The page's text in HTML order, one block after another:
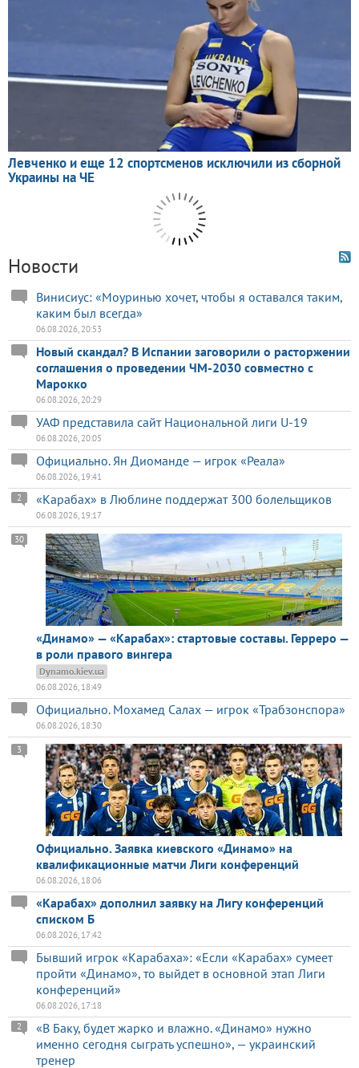
Новости
Винисиус: «Моуринью хочет, чтобы я оставался таким,
каким был всегда»
06.08.2026, 20:53
Новый скандал? В Испании заговорили о расторжении
соглашения о проведении ЧМ-2030 совместно с
Марокко
06.08.2026, 20:29
УАФ представила сайт Национальной лиги U-19
06.08.2026, 20:05
Официально. Ян Диоманде — игрок «Реала»
06.08.2026, 19:41
«Карабах» в Люблине поддержат 300 болельщиков
2
06.08.2026, 19:17
«Динамо» — «Карабах»: стартовые составы. Герреро —
в роли правого вингера
30
Dynamo.kiev.ua
06.08.2026, 18:49
Официально. Мохамед Салах — игрок «Трабзонспора»
06.08.2026, 18:30
Официально. Заявка киевского «Динамо» на
квалификационные матчи Лиги конференций
3
06.08.2026, 18:06
«Карабах» дополнил заявку на Лигу конференций
списком Б
06.08.2026, 17:42
Бывший игрок «Карабаха»: «Если «Карабах» сумеет
пройти «Динамо», то выйдет в основной этап Лиги
конференций»
06.08.2026, 17:18
«В Баку, будет жарко и влажно. «Динамо» нужно
именно сегодня сыграть успешно», — украинский
тренер
2